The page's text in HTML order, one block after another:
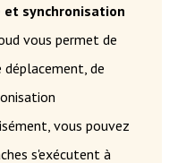
et synchronisation
vous permet de
déplacement, de
vous pouvez
s'exécutent à